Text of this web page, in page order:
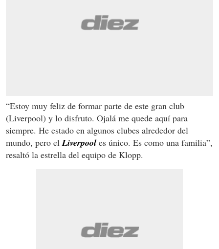
“Estoy muy feliz de formar parte de este gran club
(Liverpool) y lo disfruto. Ojalá me quede aquí para
siempre. He estado en algunos clubes alrededor del
mundo, pero elLiverpool es único. Es como una familia”,
resaltó la estrella del equipo de Klopp.